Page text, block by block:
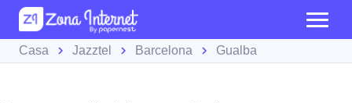
Casa Jazztel Barcelona Gualba